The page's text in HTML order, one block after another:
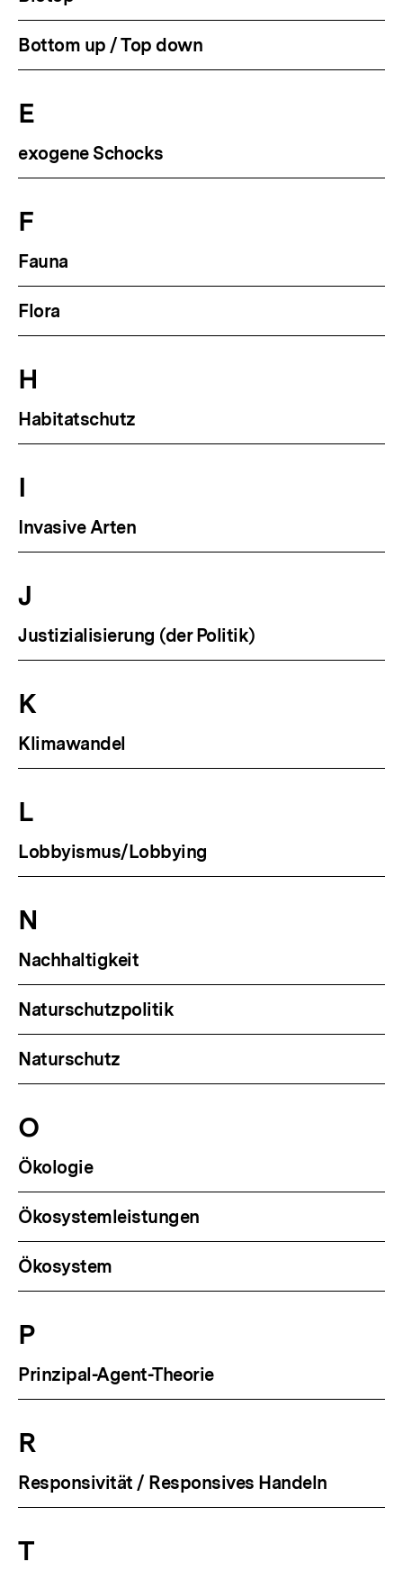
Bottom up / Top down
E
exogene Schocks
F
Fauna
Flora
H
Habitatschutz
I
Invasive Arten
J
Justizialisierung (der Politik)
K
Klimawandel
L
Lobbyismus/Lobbying
N
Nachhaltigkeit
Naturschutzpolitik
Naturschutz
O
Ökologie
Ökosystemleistungen
Ökosystem
P
Prinzipal-Agent-Theorie
R
Responsivität / Responsives Handeln
T